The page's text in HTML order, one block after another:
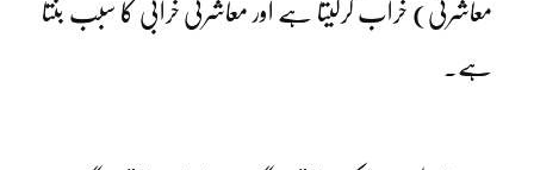
معاشرتی) خراب کرلیتا ہے اور معاشرتی خرابی کا سبب بنتا
ہے۔